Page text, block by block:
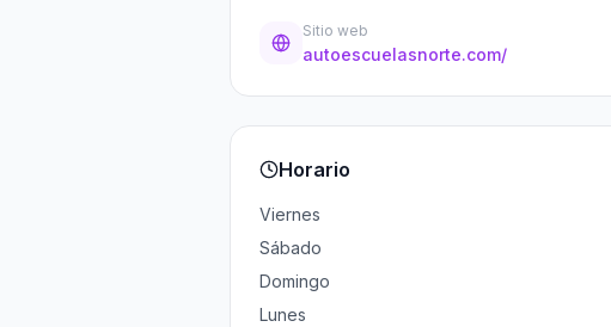
Sitio web
autoescuelasnorte.com/
Horario
Viernes
Sábado
Domingo
Lunes